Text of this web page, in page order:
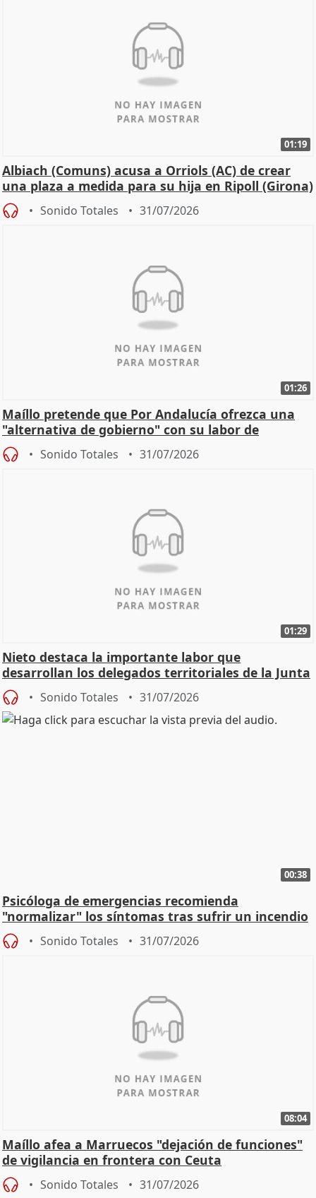
01:19
Albiach (Comuns) acusa a Orriols (AC) de crear
una plaza a medida para su hija en Ripoll (Girona)
Sonido Totales 31/07/2026
01:26
Maíllo pretende que Por Andalucía ofrezca una
"alternativa de gobierno" con su labor de
oposición
Sonido Totales 31/07/2026
01:29
Nieto destaca la importante labor que
desarrollan los delegados territoriales de la Junta
Sonido Totales 31/07/2026
00:38
Psicóloga de emergencias recomienda
"normalizar" los síntomas tras sufrir un incendio
Sonido Totales 31/07/2026
08:04
Maíllo afea a Marruecos "dejación de funciones"
de vigilancia en frontera con Ceuta
Sonido Totales 31/07/2026